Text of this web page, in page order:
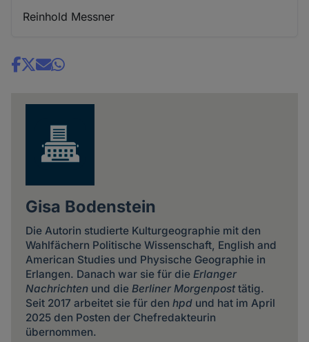
Reinhold Messner
Share
Gisa Bodenstein
Die Autorin studierte Kulturgeographie mit den
Wahlfächern Politische Wissenschaft, English and
American Studies und Physische Geographie in
Erlangen. Danach war sie für die Erlanger
Nachrichtenund die Berliner Morgenposttätig.
Seit 2017 arbeitet sie für den hpdund hat im April
2025 den Posten der Chefredakteurin
übernommen.